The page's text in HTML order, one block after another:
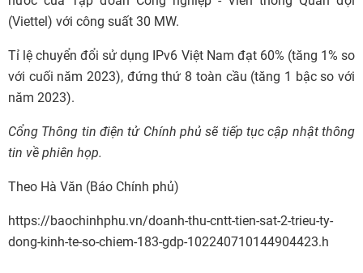
(Viettel) với công suất 30 MW.
Tỉ lệ chuyển đổi sử dụng IPv6 Việt Nam đạt 60% (tăng 1% so
với cuối năm 2023), đứng thứ 8 toàn cầu (tăng 1 bậc so với
năm 2023).
Cổng Thông tin điện tử Chính phủ sẽ tiếp tục cập nhật thông
tin về phiên họp.
Theo Hà Văn (Báo Chính phủ)
https://baochinhphu.vn/doanh-thu-cntt-tien-sat-2-trieu-ty-
dong-kinh-te-so-chiem-183-gdp-102240710144904423.h